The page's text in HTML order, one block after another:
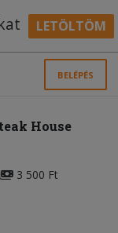
LETÖLTÖM
BELÉPÉS
House
3 500 Ft